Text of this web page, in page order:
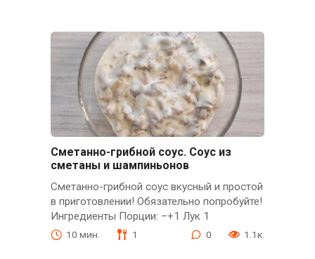
Сметанно-грибной соус. Соус из
сметаны и шампиньонов
Сметанно-грибной соус вкусный и простой
в приготовлении! Обязательно попробуйте!
Ингредиенты Порции: –+1 Лук 1
10 мин. 1 0 1.1к.